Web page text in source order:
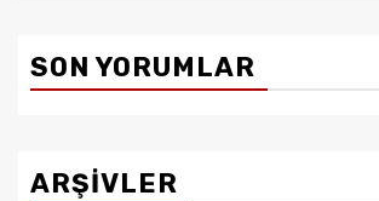
SON YORUMLAR
ARŞIVLER